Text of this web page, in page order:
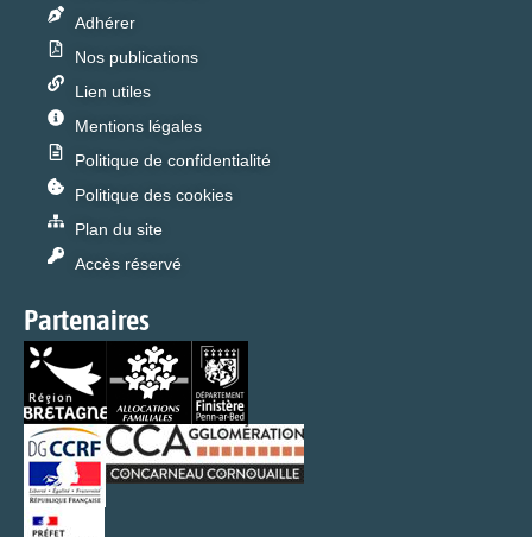
Adhérer
Nos publications
Lien utiles
Mentions légales
Politique de confidentialité
Politique des cookies
Plan du site
Accès réservé
Partenaires